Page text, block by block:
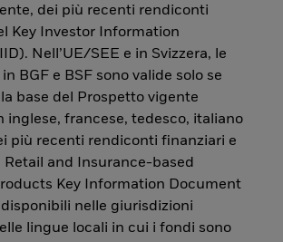
dei più recenti rendiconti
Key Investor Information
Nell’UE/SEE e in Svizzera, le
BGF e BSF sono valide solo se
base del Prospetto vigente
inglese, francese, tedesco, italiano
più recenti rendiconti finanziari e
Retail and Insurance-based
Key Information Document
disponibili nelle giurisdizioni
lingue locali in cui i fondi sono